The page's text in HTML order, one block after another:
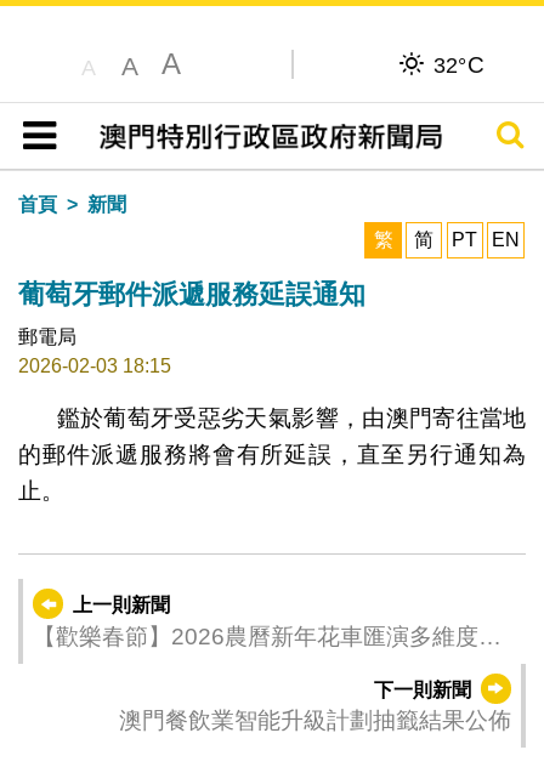
A A A 32°C
目錄
搜尋
首頁
新聞
繁
简 PT EN
葡萄牙郵件派遞服務延誤通知
郵電局
2026-02-03 18:15
鑑於葡萄牙受惡劣天氣影響，由澳門寄往當地
的郵件派遞服務將會有所延誤，直至另行通知為
止。
上一則新聞
【歡樂春節】2026農曆新年花車匯演多維度提
下一則新聞
澳門餐飲業智能升級計劃抽籤結果公佈